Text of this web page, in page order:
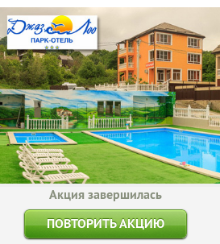
Акция завершилась
ПОВТОРИТЬ АКЦИЮ